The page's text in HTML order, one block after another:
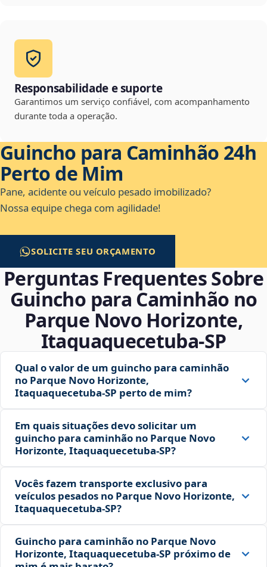
Responsabilidade e suporte
Garantimos um serviço confiável, com acompanhamento
durante toda a operação.
Guincho para Caminhão 24h
Perto de Mim
Pane, acidente ou veículo pesado imobilizado?
Nossa equipe chega com agilidade!
SOLICITE SEU ORÇAMENTO
Perguntas Frequentes Sobre
Guincho para Caminhão no
Parque Novo Horizonte,
Itaquaquecetuba‑SP
Qual o valor de um guincho para caminhão
no Parque Novo Horizonte,
Itaquaquecetuba‑SP perto de mim?
Em quais situações devo solicitar um
guincho para caminhão no Parque Novo
Horizonte, Itaquaquecetuba‑SP?
Vocês fazem transporte exclusivo para
veículos pesados no Parque Novo Horizonte,
Itaquaquecetuba‑SP?
Guincho para caminhão no Parque Novo
Horizonte, Itaquaquecetuba‑SP próximo de